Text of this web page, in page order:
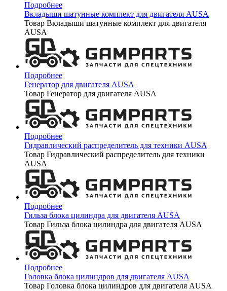
Подробнее
Вкладыши шатунные комплект для двигателя AUSA
Товар Вкладыши шатунные комплект для двигателя
AUSA
Подробнее
Генератор для двигателя AUSA
Товар Генератор для двигателя AUSA
Подробнее
Гидравлический распределитель для техники AUSA
Товар Гидравлический распределитель для техники
AUSA
Подробнее
Гильза блока цилиндра для двигателя AUSA
Товар Гильза блока цилиндра для двигателя AUSA
Подробнее
Головка блока цилиндров для двигателя AUSA
Товар Головка блока цилиндров для двигателя AUSA